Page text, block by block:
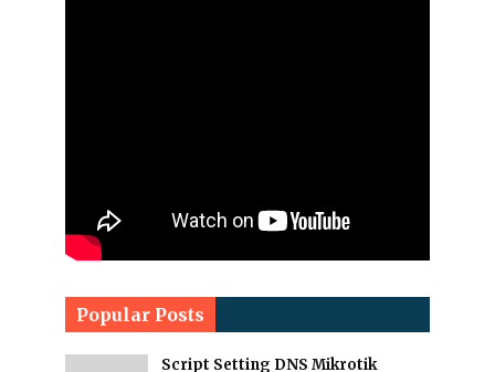
Popular Posts
Script Setting DNS Mikrotik